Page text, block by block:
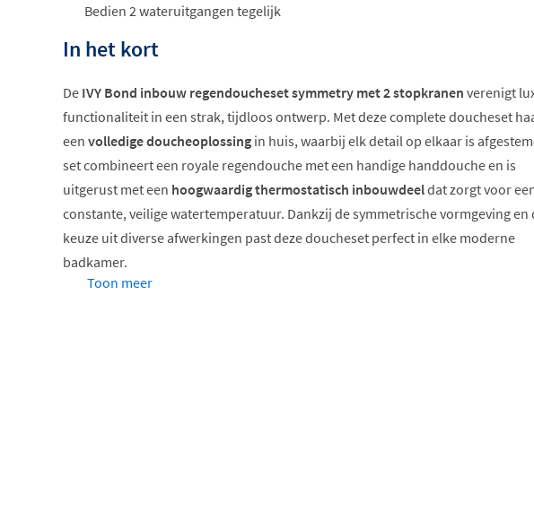
Bedien 2 wateruitgangen tegelijk
In het kort
De IVY Bond inbouw regendoucheset symmetry met 2 stopkranen verenigt
functionaliteit in een strak, tijdloos ontwerp. Met deze complete doucheset
een volledige doucheoplossing in huis, waarbij elk detail op elkaar is
set combineert een royale regendouche met een handige handdouche en is
uitgerust met een hoogwaardig thermostatisch inbouwdeeldat zorgt voor
constante, veilige watertemperatuur. Dankzij de symmetrische vormgeving en
keuze uit diverse afwerkingen past deze doucheset perfect in elke moderne
badkamer.
Toon meer